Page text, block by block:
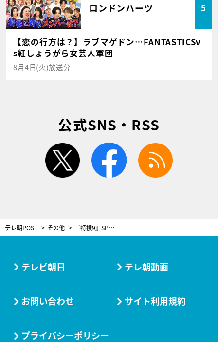
ロンドンハーツ 5
【恋の行方は？】ラブマゲドン…FANTASTICSv
s紅しょうがら女芸人軍団
8月4日(火)放送分
公式SNS・RSS
twitter facebook
テレ朝POST その他 『特捜9』SP鼎談！山田裕貴の現場での“奇声”に羽田美智子＆津田寛治が心配【前篇】
テレビ朝日 テレ朝動画
お問い合わせ サイト利用規約
プライバシーポリシー